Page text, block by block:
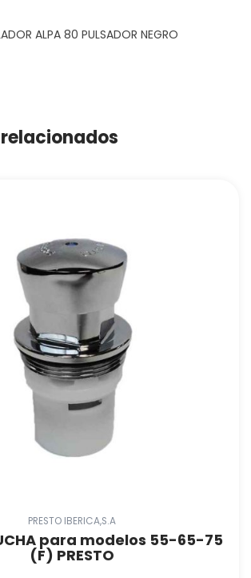
ALPA 80 PULSADOR NEGRO
PRESTO IBERICA,S.A
para modelos 55-65-75
(F) PRESTO